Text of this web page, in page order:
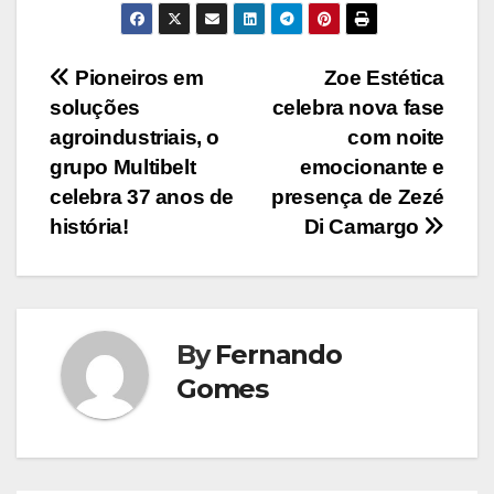
Navegação
de
Post
Zoe Estética
celebra nova fase
com noite
emocionante e
presença de Zezé
Di Camargo
Pioneiros em
soluções
agroindustriais, o
grupo Multibelt
celebra 37 anos de
história!
ByFernando
Gomes